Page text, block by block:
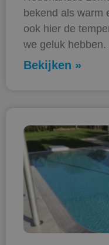
bekend als warm
ook hier de
we geluk hebben.
Bekijken »